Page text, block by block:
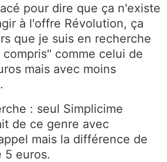
pour dire que ça n'existe
à l'offre Révolution, ça
que je suis en recherche
comme celui de
mais avec moins
: seul Simplicime
de ce genre avec
mais la différence de
5 euros.